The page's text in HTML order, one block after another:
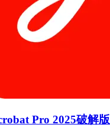
Pro 2025破解版